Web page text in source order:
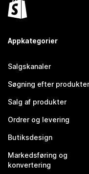
Appkategorier
Salgskanaler
Søgning efter produkter
Salg af produkter
Ordrer og levering
Butiksdesign
Markedsføring og
konvertering